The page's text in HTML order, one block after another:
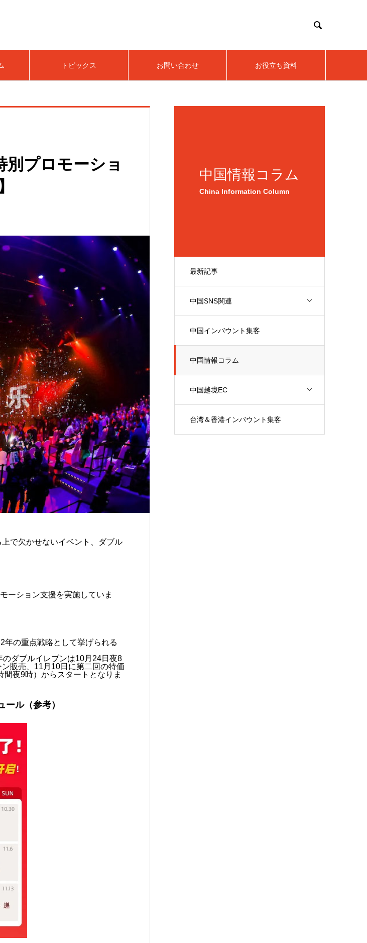

トピックス お問い合わせ お役立ち資料
中国情報コラム
China Information Column
最新記事
中国SNS関連
中国インバウント集客
中国情報コラム
中国越境EC
台湾＆香港インバウント集客
別プロモーショ
で欠かせないイベント、ダブル
ーション支援を実施していま
年の重点戦略として挙げられる
ダブルイレブンは10月24日夜8
販売、11月10日に第二回の特価
夜9時）からスタートとなりま
ル（参考）